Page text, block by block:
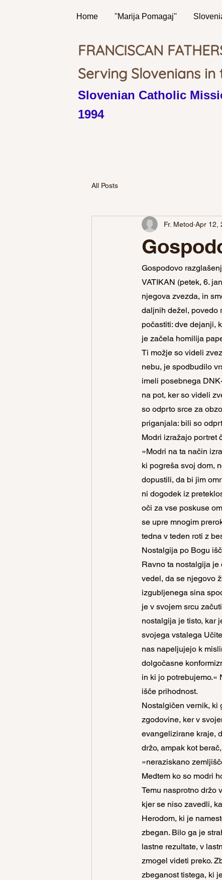
FRANCISCAN
Serving Slovenians
Slovenian Catholic
1994
Home ''Marija Pomagaj''
All Posts
Fr. Metod Apr 12,
Gospodovo
VATIKAN (petek, 6.
njegova zvezda, in
daljnih dežel, povedo
počastiti: dve dejanji,
je začela homilija
Ti možje so videli
nebu, je spodbudilo
imeli posebnega
na pot, ker so videli
so odprto srce za
priganjala: bili so
Modri izražajo portret
»Modri na ta način
ki pogreša svoj dom,
dopustili, da bi jim
ni dogodek iz
oči za vse poskuse
se upre mnogim
tedna v teden roti z
Nostalgija po Bogu
Ravno ta nostalgija
vedel, da se njegovo
izgubljenega sina
je v svojem srcu
nostalgija je tisto, kar
svojega vstalega
nas napeljujejo k
dolgočasne
in ki jo potrebujemo.«
išče prihodnost.
Nostalgičen vernik, ki
zgodovine, ker v
evangelizirane kraje,
držo, ampak kot
»neraziskano
Medtem ko so modri
Temu nasprotno držo
kjer se niso zavedli,
Herodom, ki je
zbegan. Bilo ga je
lastne rezultate, v
zmogel videti preko.
zbeganost tistega, ki